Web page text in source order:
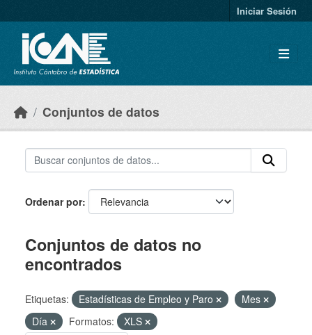
Iniciar Sesión
Conjuntos de datos
Ordenar por
Conjuntos de datos no
encontrados
Etiquetas: Estadísticas de Empleo y Paro
Mes
Día
Formatos:
XLS